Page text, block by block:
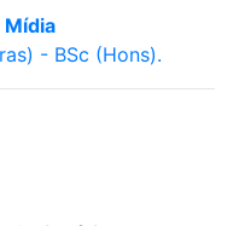
Mídia
- BSc (Hons).